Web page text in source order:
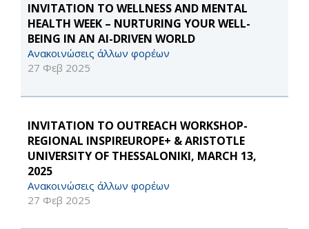
INVITATION TO WELLNESS AND MENTAL
HEALTH WEEK – NURTURING YOUR WELL-
BEING IN AN AI-DRIVEN WORLD
Ανακοινώσεις άλλων φορέων
27 Φεβ 2025
INVITATION TO OUTREACH WORKSHOP-
REGIONAL INSPIREUROPE+ & ARISTOTLE
UNIVERSITY OF THESSALONIKI, MARCH 13,
2025
Ανακοινώσεις άλλων φορέων
27 Φεβ 2025